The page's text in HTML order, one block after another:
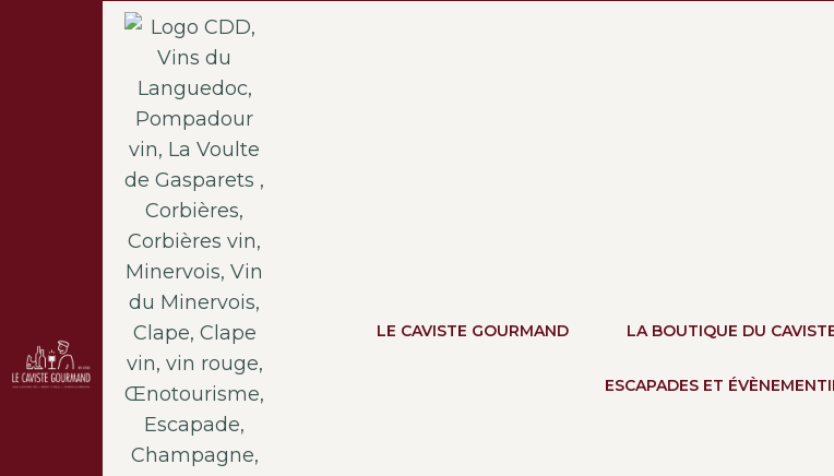
LE CAVISTE GOURMAND LA BOUTIQUE DU
ESCAPADES ET